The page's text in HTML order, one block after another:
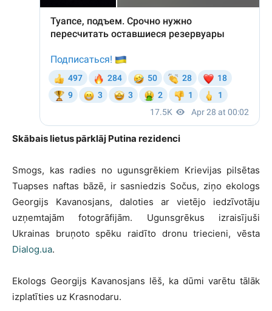
Skābais lietus pārklāj Putina rezidenci
Smogs, kas radies no ugunsgrēkiem Krievijas pilsētas
Tuapses naftas bāzē, ir sasniedzis Sočus, ziņo ekologs
Georgijs Kavanosjans, daloties ar vietējo iedzīvotāju
uzņemtajām fotogrāfijām. Ugunsgrēkus izraisījuši
Ukrainas bruņoto spēku raidīto dronu triecieni, vēsta
Dialog.ua.
Ekologs Georgijs Kavanosjans lēš, ka dūmi varētu tālāk
izplatīties uz Krasnodaru.